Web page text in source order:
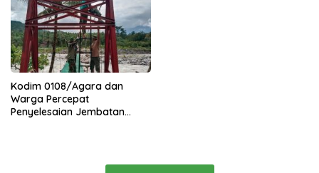
Kodim 0108/Agara dan
Warga Percepat
Penyelesaian Jembatan